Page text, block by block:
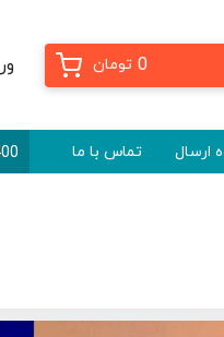
0 تومان
ارسال تماس با ما